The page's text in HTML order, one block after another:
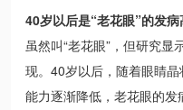
40岁以后是“老花眼”的发病
虽然叫“老花眼”，但研究显
现。40岁以后，随着眼睛
能力逐渐降低，老花眼的